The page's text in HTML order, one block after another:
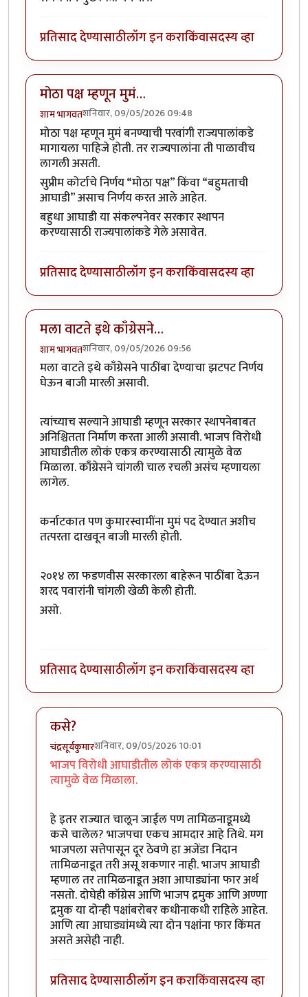
प्रतिसाद देण्यासाठीलॉग इन कराकिंवासदस्य व्हा
मोठा पक्ष म्हणून मुमं…
शाम भागवतशनिवार, 09/05/2026 09:48
मोठा पक्ष म्हणून मुमं बनण्याची परवांगी राज्यपालांकडे
मागायला पाहिजे होती. तर राज्यपालांना ती पाळावीच
लागली असती.
सुप्रीम कोर्टाचे निर्णय “मोठा पक्ष” किंवा “बहुमताची
आघाडी” असाच निर्णय करत आले आहेत.
बहुधा आघाडी या संकल्पनेवर सरकार स्थापन
करण्यासाठी राज्यपालांकडे गेले असावेत.
प्रतिसाद देण्यासाठीलॉग इन कराकिंवासदस्य व्हा
मला वाटते इथे काँग्रेसने…
शाम भागवतशनिवार, 09/05/2026 09:56
मला वाटते इथे काँग्रेसने पाठींबा देण्याचा झटपट निर्णय
घेऊन बाजी मारली असावी.
त्यांच्याच सल्याने आघाडी म्हणून सरकार स्थापनेबाबत
अनिश्चितता निर्माण करता आली असावी. भाजप विरोधी
आघाडीतील लोकं एकत्र करण्यासाठी त्यामुळे वेळ
मिळाला. काँग्रेसने चांगली चाल रचली असंच म्हणायला
लागेल.
कर्नाटकात पण कुमारस्वामींना मुमं पद देण्यात अशीच
तत्परता दाखवून बाजी मारली होती.
२०१४ ला फडणवीस सरकारला बाहेरून पाठींबा देऊन
शरद पवारांनी चांगली खेळी केली होती.
असो.
प्रतिसाद देण्यासाठीलॉग इन कराकिंवासदस्य व्हा
कसे?
चंद्रसूर्यकुमारशनिवार, 09/05/2026 10:01
In reply toमला वाटते इथे काँग्रेसने…byशाम भागवत
भाजप विरोधी आघाडीतील लोकं एकत्र करण्यासाठी
त्यामुळे वेळ मिळाला.
हे इतर राज्यात चालून जाईल पण तामिळनाडूमध्ये
कसे चालेल? भाजपचा एकच आमदार आहे तिथे. मग
भाजपला सत्तेपासून दूर ठेवणे हा अजेंडा निदान
तामिळनाडूत तरी असू शकणार नाही. भाजप आघाडी
म्हणाल तर तामिळनाडूत अशा आघाड्यांना फार अर्थ
नसतो. दोघेही कॉग्रेस आणि भाजप द्रमुक आणि अण्णा
द्रमुक या दोन्ही पक्षांबरोबर कधीनाकधी राहिले आहेत.
आणि त्या आघाड्यांमध्ये त्या दोन पक्षांना फार किंमत
असते असेही नाही.
प्रतिसाद देण्यासाठीलॉग इन कराकिंवासदस्य व्हा